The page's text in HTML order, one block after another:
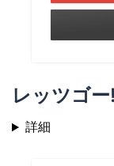
レッツゴ
詳細